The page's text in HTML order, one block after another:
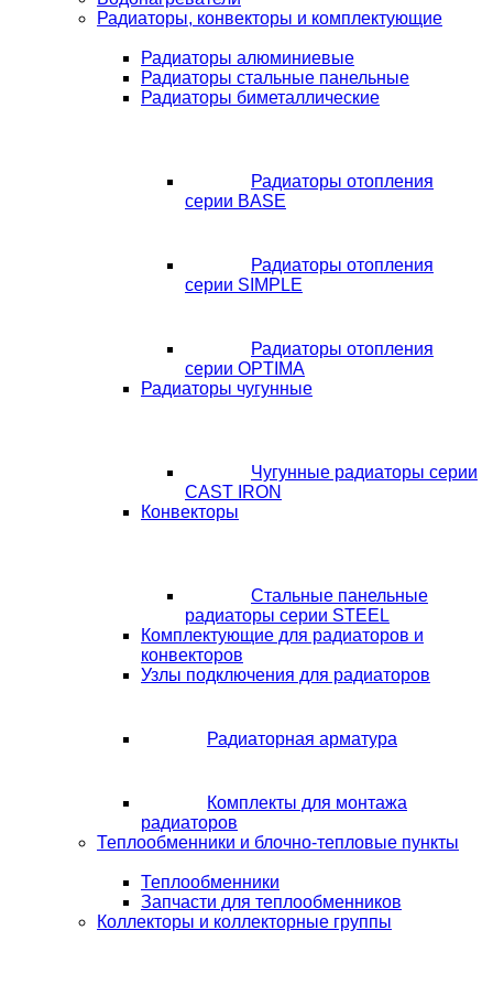
Радиаторы, конвекторы и комплектующие
Радиаторы алюминиевые
Радиаторы стальные панельные
Радиаторы биметаллические
Радиаторы отопления
серии BASE
Радиаторы отопления
серии SIMPLE
Радиаторы отопления
серии OPTIMA
Радиаторы чугунные
Чугунные радиаторы серии
CAST IRON
Конвекторы
Стальные панельные
радиаторы серии STEEL
Комплектующие для радиаторов и
конвекторов
Узлы подключения для радиаторов
Радиаторная арматура
Комплекты для монтажа
радиаторов
Теплообменники и блочно-тепловые пункты
Теплообменники
Запчасти для теплообменников
Коллекторы и коллекторные группы